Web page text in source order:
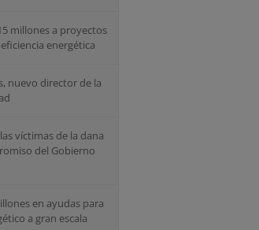
millones a proyectos
energética
nuevo director de la
víctimas de la dana
del Gobierno
en ayudas para
a gran escala